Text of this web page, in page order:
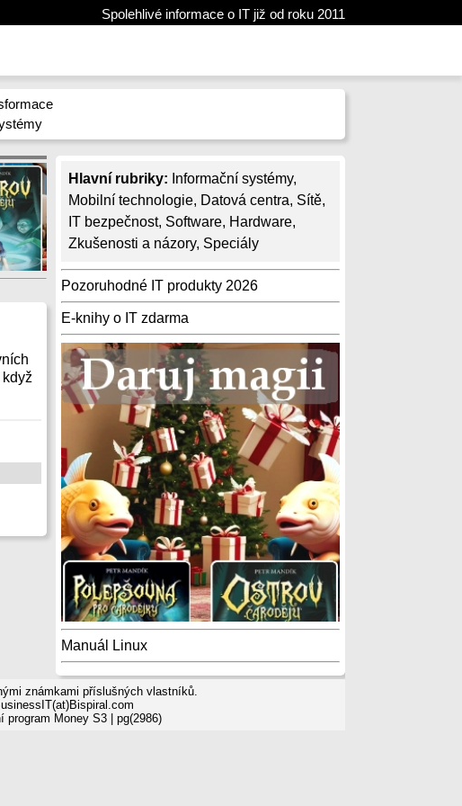
Spolehlivé informace o IT již od roku 2011
Hlavní rubriky: Informační systémy,
Mobilní technologie, Datová centra, Sítě,
IT bezpečnost, Software, Hardware,
Zkušenosti a názory, Speciály
Pozoruhodné IT produkty 2026
E-knihy o IT zdarma
Manuál Linux
známkami příslušných vlastníků.
program Money S3| pg(2986)